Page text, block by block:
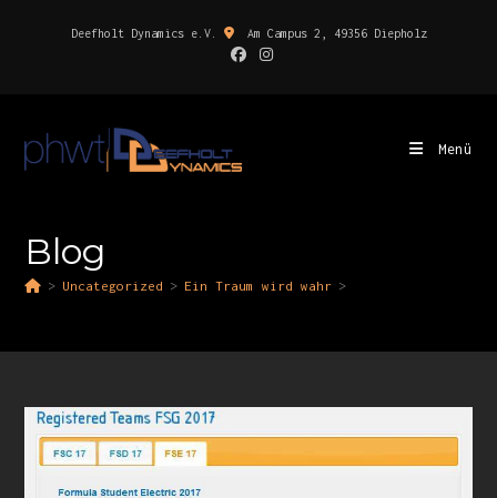
Deefholt Dynamics e.V. Am Campus 2, 49356 Diepholz
Menü
Blog
> Uncategorized > Ein Traum wird wahr >